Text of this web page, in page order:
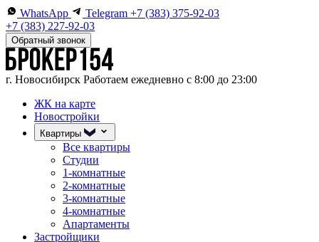
WhatsApp Telegram +7 (383) 375-92-03
+7 (383) 227-92-03
Обратный звонок
г. Новосибирск Работаем ежедневно с 8:00 до 23:00
ЖК на карте
Новостройки
Квартиры
Все квартиры
Студии
1-комнатные
2-комнатные
3-комнатные
4-комнатные
Апартаменты
Застройщики